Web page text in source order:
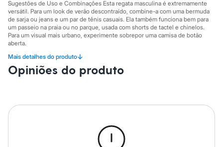
Pijamas
Sutiãs e Tops
Moda praia
Biquínis
Maiôs
Saídas de praia
Personagens
Plus size
Jeans
Sugestões de Uso e Combinações Esta regata masculina é extremamente
versátil. Para um look de verão descontraído, combine-a com uma bermuda
de sarja ou jeans e um par de tênis casuais. Ela também funciona bem para
um passeio na praia ou no parque, usada com shorts de tactel e chinelos.
Para um visual mais urbano, experimente sobrepor uma camisa de botão
aberta.
A gente se encontra na C&A! ❤
O Modelo veste tamanho M.
Mais detalhes do produto↓
Informacoes gerais:
Opiniões do produto